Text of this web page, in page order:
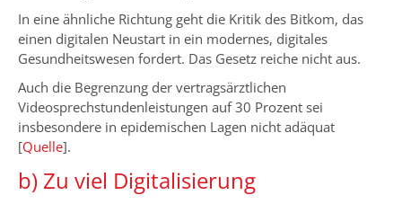
In eine ähnliche Richtung geht die Kritik des Bitkom, das
einen digitalen Neustart in ein modernes, digitales
Gesundheitswesen fordert. Das Gesetz reiche nicht aus.
Auch die Begrenzung der vertragsärztlichen
Videosprechstundenleistungen auf 30 Prozent sei
insbesondere in epidemischen Lagen nicht adäquat
[Quelle].
b) Zu viel Digitalisierung